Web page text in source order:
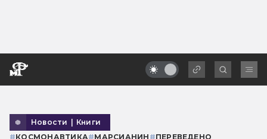
Новости | Книги
#КОСМОНАВТИКА#МАРСИАНИН #ПЕРЕВЕДЕНО